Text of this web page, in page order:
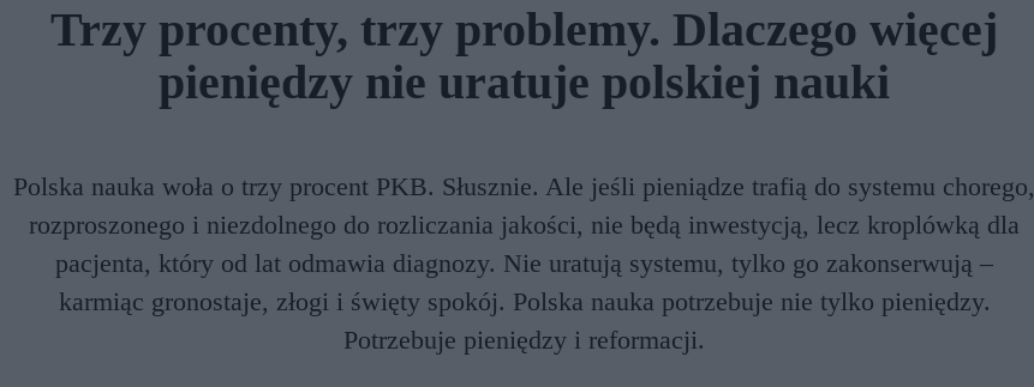
Trzy procenty, trzy problemy. Dlaczego więcej
pieniędzy nie uratuje polskiej nauki
Polska nauka woła o trzy procent PKB. Słusznie. Ale jeśli pieniądze trafią do systemu chorego,
rozproszonego i niezdolnego do rozliczania jakości, nie będą inwestycją, lecz kroplówką dla
pacjenta, który od lat odmawia diagnozy. Nie uratują systemu, tylko go zakonserwują –
karmiąc gronostaje, złogi i święty spokój. Polska nauka potrzebuje nie tylko pieniędzy.
Potrzebuje pieniędzy i reformacji.